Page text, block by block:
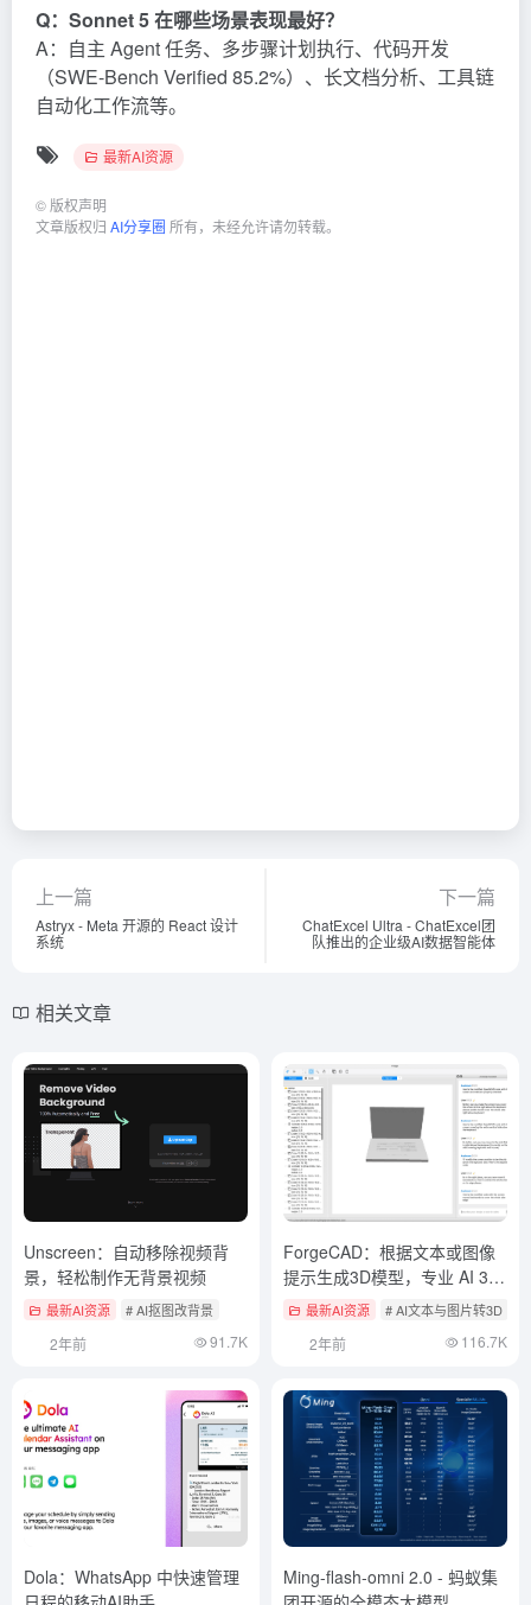
Q：Sonnet 5 在哪些场景表现最好？
A：自主 Agent 任务、多步骤计划执行、代码开发
（SWE-Bench Verified 85.2%）、长文档分析、工具链
自动化工作流等。
最新AI资源
©版权声明
文章版权归 AI分享圈 所有，未经允许请勿转载。
上一篇
Astryx - Meta 开源的 React 设计
系统
下一篇
ChatExcel Ultra - ChatExcel团
队推出的企业级AI数据智能体
相关文章
Unscreen：自动移除视频背
景，轻松制作无背景视频
最新AI资源 # AI抠图改背景
2年前 91.7K
ForgeCAD：根据文本或图像
提示生成3D模型，专业 AI 3D
建模工具
最新AI资源 # AI文本与图片转3D
2年前 116.7K
Dola：WhatsApp 中快速管理
Ming-flash-omni 2.0 - 蚂蚁集